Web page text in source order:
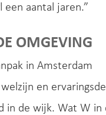
aantal jaren.”
OMGEVING
in Amsterdam
en
in de wijk. Wat W